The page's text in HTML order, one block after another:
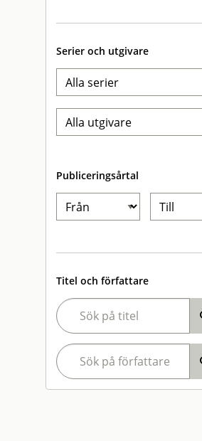
Serier och utgivare
Publiceringsårtal
Titel och författare